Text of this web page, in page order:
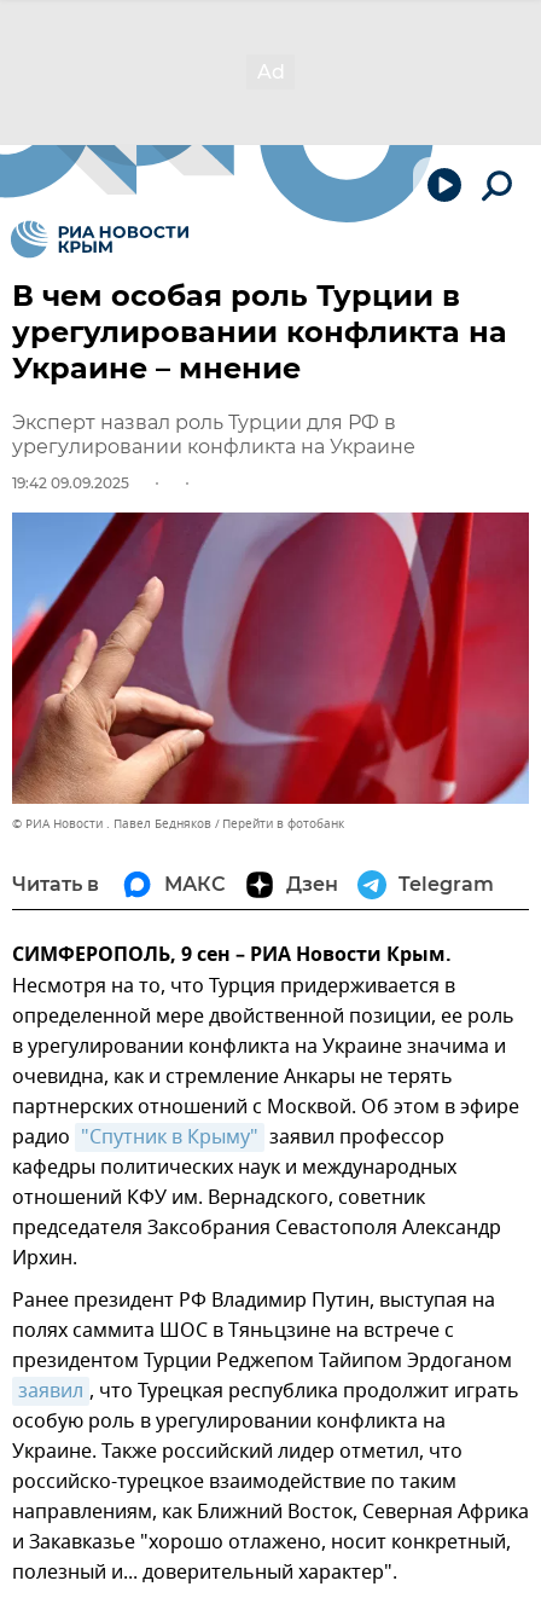
В чем особая роль Турции в
урегулировании конфликта на
Украине – мнение
Эксперт назвал роль Турции для РФ в
урегулировании конфликта на Украине
19:42 09.09.2025
© РИА Новости . Павел Бедняков Перейти в фотобанк
Читать в МАКС Дзен Telegram
СИМФЕРОПОЛЬ, 9 сен – РИА Новости Крым.
Несмотря на то, что Турция придерживается в
определенной мере двойственной позиции, ее роль
в урегулировании конфликта на Украине значима и
очевидна, как и стремление Анкары не терять
партнерских отношений с Москвой. Об этом в эфире
радио "Спутник в Крыму" заявил профессор
кафедры политических наук и международных
отношений КФУ им. Вернадского, советник
председателя Заксобрания Севастополя Александр
Ирхин.
Ранее президент РФ Владимир Путин, выступая на
полях саммита ШОС в Тяньцзине на встрече с
президентом Турции Реджепом Тайипом Эрдоганом
заявил , что Турецкая республика продолжит играть
особую роль в урегулировании конфликта на
Украине. Также российский лидер отметил, что
российско-турецкое взаимодействие по таким
направлениям, как Ближний Восток, Северная Африка
и Закавказье "хорошо отлажено, носит конкретный,
полезный и... доверительный характер".